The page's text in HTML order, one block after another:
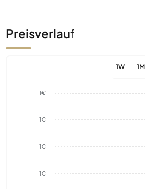
Preisverlauf
1W 1M
1€
1€
1€
1€